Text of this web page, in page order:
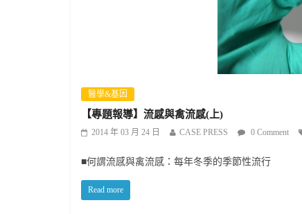
醫學&基因
【專題報導】流感與禽流感(上)
2014 年 03 月 24 日 CASE PRESS 0 Comment
■何謂流感與禽流感：每年冬季的季節性流行
Read more